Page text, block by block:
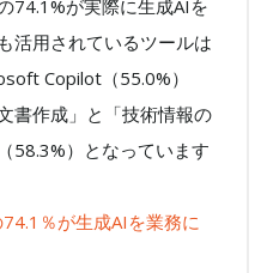
74.1%が実際に生成AIを
活用されているツールは
Copilot（55.0%）
書作成」と「技術情報の
58.3%）となっています
％が生成AIを業務に